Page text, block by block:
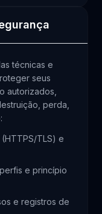
técnicas e
seus
autorizados,
perda,
TLS) e
e princípio
e registros de